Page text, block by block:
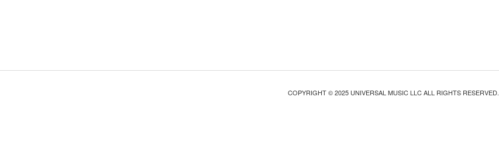
COPYRIGHT © 2025 UNIVERSAL MUSIC LLC ALL RIGHTS RESERVED.